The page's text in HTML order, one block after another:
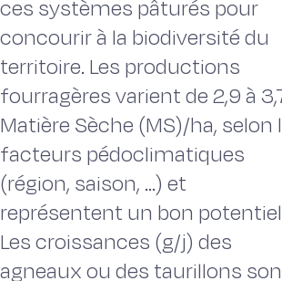
ces systèmes pâturés pour
concourir à la biodiversité du
territoire. Les productions
fourragères varient de 2,9 à
Matière Sèche (MS)/ha, selon
facteurs pédoclimatiques
(région, saison, ...) et
représentent un bon
Les croissances (g/j) des
agneaux ou des taurillons